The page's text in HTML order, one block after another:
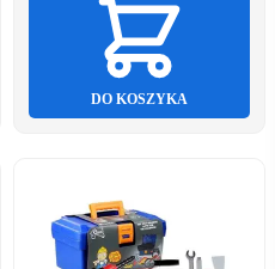
DO KOSZYKA